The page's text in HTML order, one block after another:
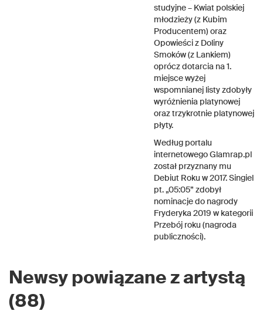
studyjne – Kwiat polskiej
młodzieży (z Kubim
Producentem) oraz
Opowieści z Doliny
Smoków (z Lankiem)
oprócz dotarcia na 1.
miejsce wyżej
wspomnianej listy zdobyły
wyróżnienia platynowej
oraz trzykrotnie platynowej
płyty.
Według portalu
internetowego Glamrap.pl
został przyznany mu
Debiut Roku w 2017. Singiel
pt. „05:05” zdobył
nominacje do nagrody
Fryderyka 2019 w kategorii
Przebój roku (nagroda
publiczności).
Newsy powiązane z artystą
(88)